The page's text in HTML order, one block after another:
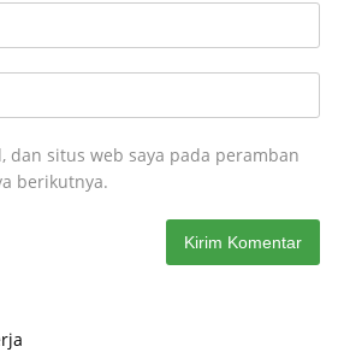
dan situs web saya pada peramban
berikutnya.